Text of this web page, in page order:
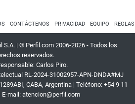
CONTÁCTENOS PRIVACIDAD EQUIPO
S.A. | © Perfil.com 2006-2026 - Todos los
reservados.
Carlos Piro.
RL-2024-31002957-APN-DNDA#MJ
, CABA, Argentina | Teléfono: +54 9 11
| E-mail: atencion@perfil.com